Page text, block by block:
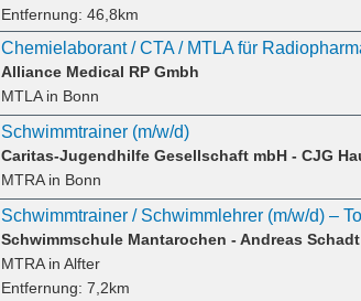
Entfernung: 46,8km
Alliance Medical RP Gmbh
MTLAin Bonn
Schwimmtrainer (m/w/d)
MTRAin Bonn
Schwimmschule Mantarochen - Andreas Schadt
MTRAin Alfter
Entfernung: 7,2km